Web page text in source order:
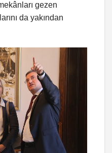
gezen
da yakından